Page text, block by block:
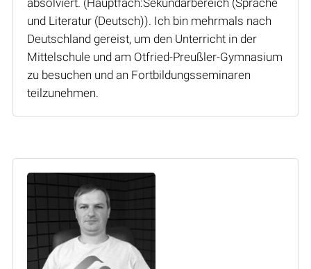
und Literatur (Deutsch)). Ich bin mehrmals nach
Deutschland gereist, um den Unterricht in der
Mittelschule und am Otfried-Preußler-Gymnasium
zu besuchen und an Fortbildungsseminaren
teilzunehmen.